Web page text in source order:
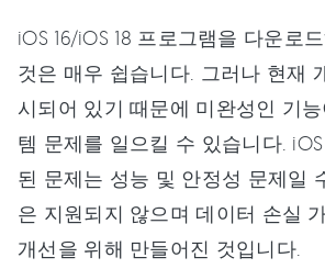
iOS 16/iOS 18 프로그램을 다운로
것은 매우 쉽습니다. 그러나 현재
시되어 있기 때문에 미완성인 기
템 문제를 일으킬 수 있습니다.
된 문제는 성능 및 안정성 문제일
은 지원되지 않으며 데이터 손실
개선을 위해 만들어진 것입니다.